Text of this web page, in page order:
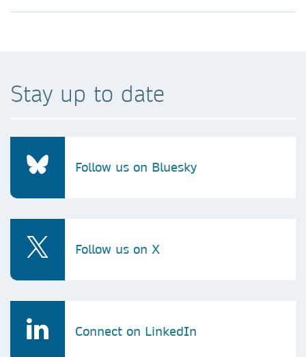
Stay up to date
Follow us on Bluesky
Follow us on X
Connect on LinkedIn